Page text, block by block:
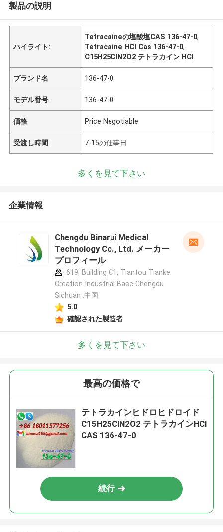
製品の説明
ハイライト:
Tetracaineの塩酸塩CAS 136-47-0,
Tetracaine HCl Cas 136-47-0,
C15H25ClN2O2 テトラカイン HCl
ブランド名 136-47-0
モデル番号 136-47-0
価格 Price Negotiable
受渡し時間 7-15の仕事日
多くを見て下さい
企業情報
Chengdu Binarui Medical
Technology Co., Ltd. メーカー
プロフィール
619, Building C1, Tiantou Tianke
Creation Industrial Base Chengdu
Sichuan ,中国
5.0
確認された製造者
多くを見て下さい
最高の価格で
テトラカインヒドロヒドロイド
C15H25ClN2O2 テトラカインHCl
CAS 136-47-0
続行